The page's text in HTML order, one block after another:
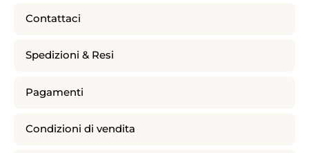
Contattaci
Spedizioni & Resi
Pagamenti
Condizioni di vendita